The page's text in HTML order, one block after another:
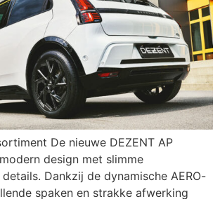
De nieuwe DEZENT AP
design met slimme
Dankzij de dynamische AERO-
spaken en strakke afwerking